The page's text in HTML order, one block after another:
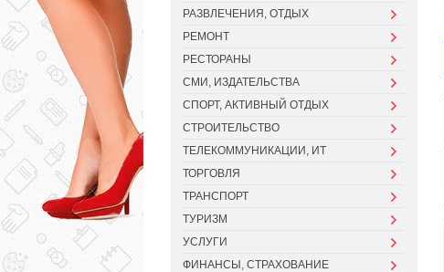
РАЗВЛЕЧЕНИЯ, ОТДЫХ
РЕМОНТ
РЕСТОРАНЫ
СМИ, ИЗДАТЕЛЬСТВА
СПОРТ, АКТИВНЫЙ ОТДЫХ
СТРОИТЕЛЬСТВО
ТЕЛЕКОММУНИКАЦИИ, ИТ
ТОРГОВЛЯ
ТРАНСПОРТ
ТУРИЗМ
УСЛУГИ
ФИНАНСЫ, СТРАХОВАНИЕ